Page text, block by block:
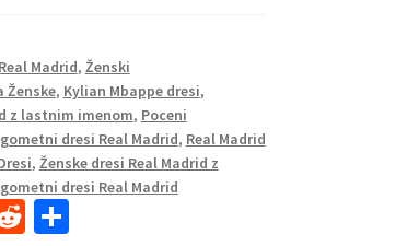
Madrid, Ženski
Ženske, Kylian Mbappe dresi,
z lastnim imenom, Poceni
dresi Real Madrid, Real Madrid
, Ženske dresi Real Madrid z
dresi Real Madrid
R S